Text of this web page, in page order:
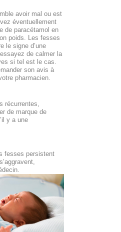
avoir mal ou est
éventuellement
de paracétamol en
poids. Les fesses
le signe d’une
de calmer la
si tel est le cas.
son avis à
pharmacien.
récurrentes,
de marque de
y a une
fesses persistent